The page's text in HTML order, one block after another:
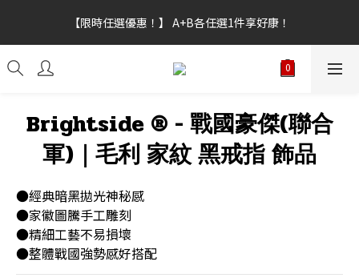
【新功能試營運】會員點數上線，不限訂單金額皆可折抵，折抵點
數無上限。
【限時任選優惠！】 A+B各任選1件享好康！
【新功能試營運】會員點數上線，不限訂單金額皆可折抵，折抵點
數無上限。
Brightside ® - 戰國豪傑(聯合
軍)｜毛利 家紋 黑戒指 飾品
●經典暗黑拋光神秘感
●家徽圖騰手工雕刻
●精細工藝不易損壞
●整體戰國強勢感好搭配